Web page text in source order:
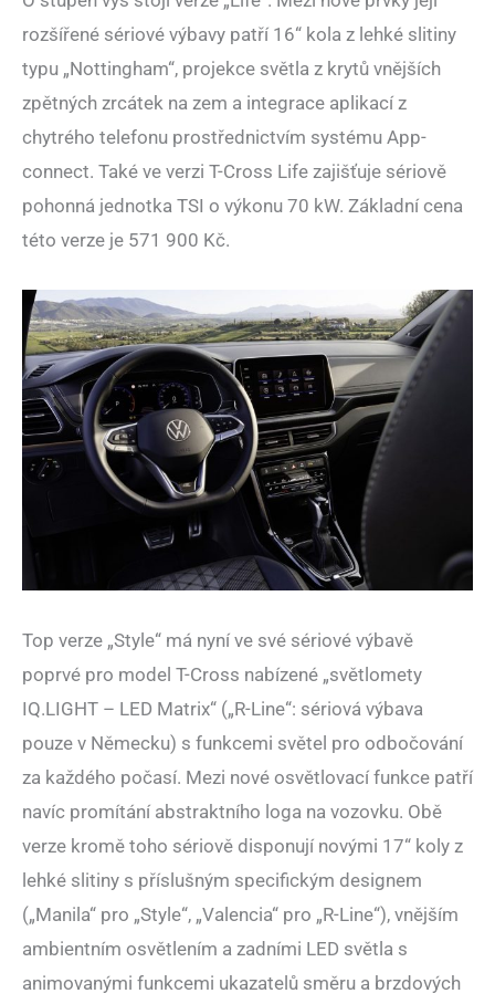
rozšířené sériové výbavy patří 16“ kola z lehké slitiny
typu „Nottingham“, projekce světla z krytů vnějších
zpětných zrcátek na zem a integrace aplikací z
chytrého telefonu prostřednictvím systému App-
connect. Také ve verzi T-Cross Life zajišťuje sériově
pohonná jednotka TSI o výkonu 70 kW. Základní cena
této verze je 571 900 Kč.
Top verze „Style“ má nyní ve své sériové výbavě
poprvé pro model T-Cross nabízené „světlomety
IQ.LIGHT – LED Matrix“ („R-Line“: sériová výbava
pouze v Německu) s funkcemi světel pro odbočování
za každého počasí. Mezi nové osvětlovací funkce patří
navíc promítání abstraktního loga na vozovku. Obě
verze kromě toho sériově disponují novými 17“ koly z
lehké slitiny s příslušným specifickým designem
(„Manila“ pro „Style“, „Valencia“ pro „R-Line“), vnějším
ambientním osvětlením a zadními LED světla s
animovanými funkcemi ukazatelů směru a brzdových